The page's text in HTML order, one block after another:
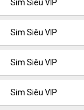
Sim Siêu VIP
Sim Siêu VIP
Sim Siêu VIP
Sim Siêu VIP